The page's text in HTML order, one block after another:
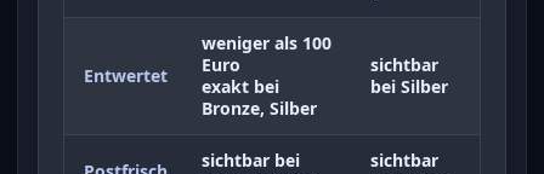
Entwertet
weniger als 100
Euro
exakt bei
Bronze, Silber
sichtbar
bei Silber
sichtbar bei
sichtbar